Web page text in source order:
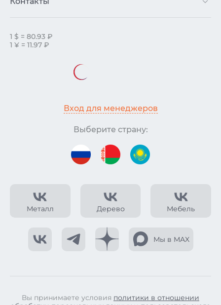
Металл Дерево Мебель
Мы в MAX
1 $ = 80.93 ₽
1 ¥ = 11.97 ₽
Вход для менеджеров
Выберите страну:
Вы принимаете условия политики в отношении